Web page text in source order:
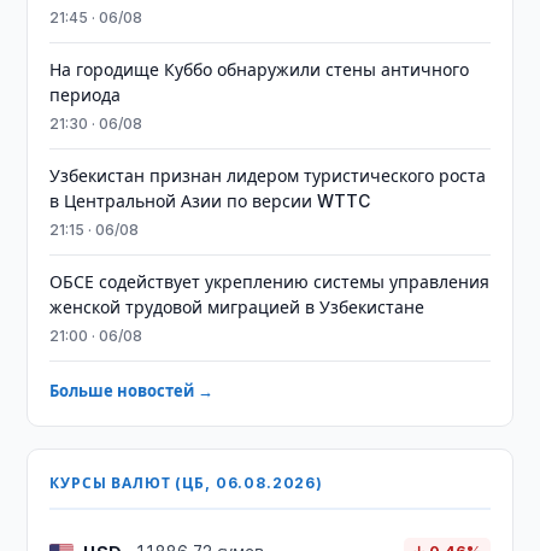
21:45 · 06/08
На городище Куббо обнаружили стены античного
периода
21:30 · 06/08
Узбекистан признан лидером туристического роста
в Центральной Азии по версии WTTC
21:15 · 06/08
ОБСЕ содействует укреплению системы управления
женской трудовой миграцией в Узбекистане
21:00 · 06/08
Больше новостей →
КУРСЫ ВАЛЮТ (ЦБ, 06.08.2026)